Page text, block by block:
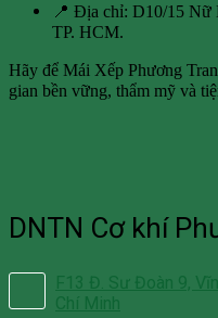
📍 Địa chỉ: D10/15 Nữ
TP. HCM.
Hãy để Mái Xếp Phương
gian bền vững, thẩm mỹ và
DNTN Cơ khí
F13 Đ. Sư Đoàn 9,
Chí Minh